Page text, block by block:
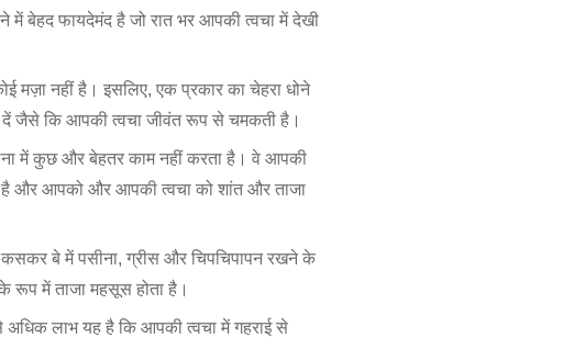
में बेहद फायदेमंद है जो रात भर आपकी त्वचा में देखी
मज़ा नहीं है। इसलिए, एक प्रकार का चेहरा धोने
दें जैसे कि आपकी त्वचा जीवंत रूप से चमकती है।
में कुछ और बेहतर काम नहीं करता है। वे आपकी
और आपको और आपकी त्वचा को शांत और ताजा
बे में पसीना, ग्रीस और चिपचिपापन रखने के
रूप में ताजा महसूस होता है।
लाभ यह है कि आपकी त्वचा में गहराई से